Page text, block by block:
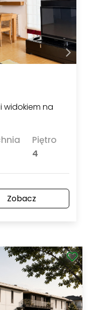
widokiem na
Piętro
4
Zobacz